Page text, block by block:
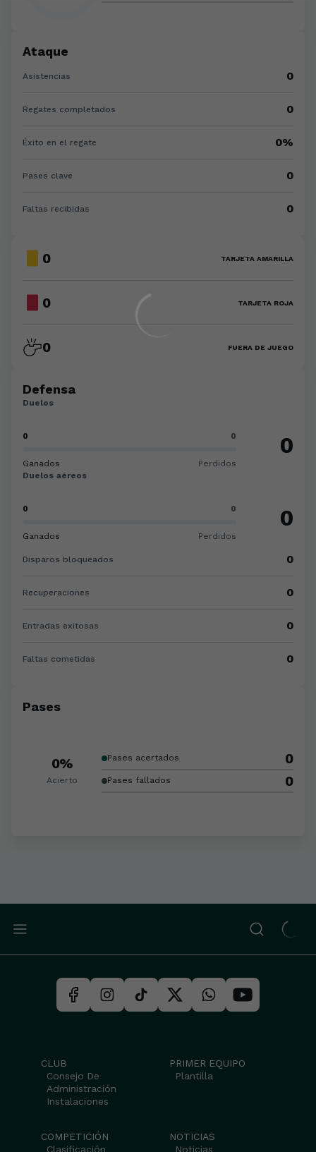
Ataque
Asistencias 0
Regates completados 0
Éxito en el regate 0%
Pases clave 0
Faltas recibidas 0
0 TARJETA AMARILLA
0 TARJETA ROJA
0 FUERA DE JUEGO
Defensa
Duelos
0 0
Ganados Perdidos
0
Duelos aéreos
0 0
Ganados Perdidos
0
Disparos bloqueados 0
Recuperaciones 0
Entradas exitosas 0
Faltas cometidas 0
Pases
0%
Acierto
Pases acertados 0
Pases fallados 0
CLUB
Consejo De
Administración
Instalaciones
PRIMER EQUIPO
Plantilla
COMPETICIÓN
Clasificación
NOTICIAS
Noticias